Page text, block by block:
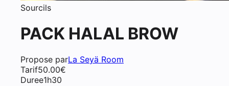
Sourcils
PACK HALAL BROW
Propose parLa Seyä Room
Tarif50.00€
Duree1h30